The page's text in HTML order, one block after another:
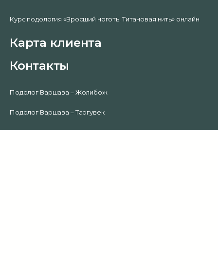
Курс подология «Вросший ноготь. Титановая нить» онлайн
Карта клиента
Контакты
Подолог Варшава – Жолибож
Подолог Варшава – Таргувек
Подолог Варшава – Урсус Подолог Варшава – Воля